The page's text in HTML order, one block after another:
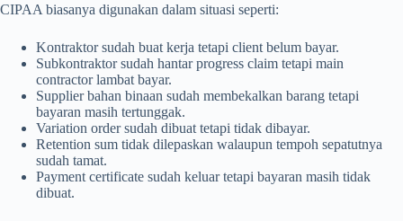
CIPAA biasanya digunakan dalam situasi seperti:
Kontraktor sudah buat kerja tetapi client belum bayar.
Subkontraktor sudah hantar progress claim tetapi main
contractor lambat bayar.
Supplier bahan binaan sudah membekalkan barang tetapi
bayaran masih tertunggak.
Variation order sudah dibuat tetapi tidak dibayar.
Retention sum tidak dilepaskan walaupun tempoh sepatutnya
sudah tamat.
Payment certificate sudah keluar tetapi bayaran masih tidak
dibuat.